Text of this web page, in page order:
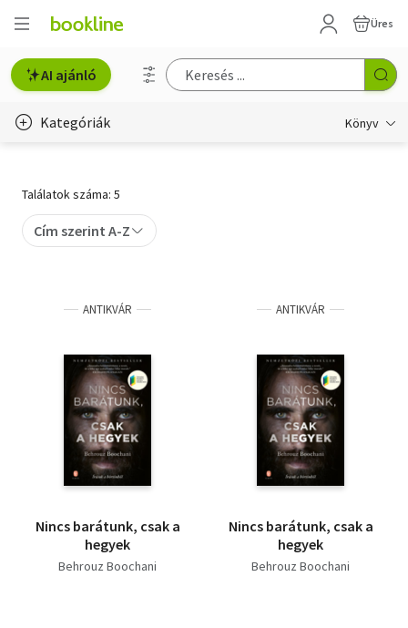
Üres
AI ajánló
Kategóriák Könyv
Gyermek- és ifjúsági
Művészet
Szakkönyv
Szótár, nyelvkönyv
Tankönyv, segédkönyv
Társadalomtudomány
Természettudomány
Találatok száma: 5
Cím szerint A-Z
ANTIKVÁR
Nincs barátunk, csak a
hegyek
Behrouz Boochani
ANTIKVÁR
Nincs barátunk, csak a
hegyek
Behrouz Boochani